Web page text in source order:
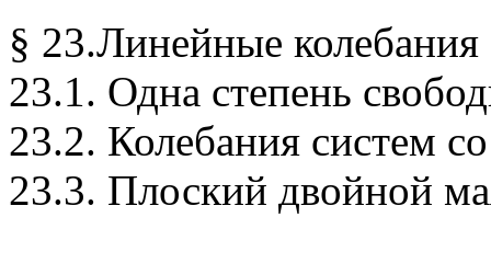
§ 23.Линейные колебания
23.1. Одна степень
23.2. Колебания систем
23.3. Плоский двойной